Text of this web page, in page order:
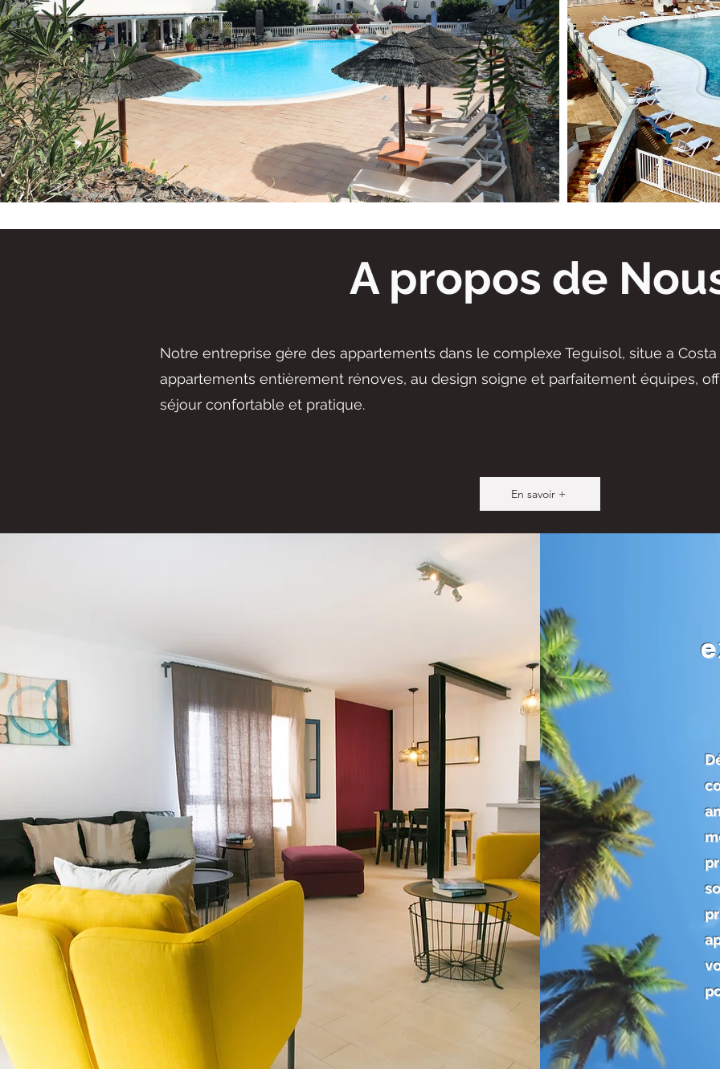
A propos de
Notre entreprise gère des appartements dans le complexe Teguisol, situe a
appartements entièrement rénoves, au design soigne et parfaitement équipes,
séjour confortable et pratique.
En savoir +